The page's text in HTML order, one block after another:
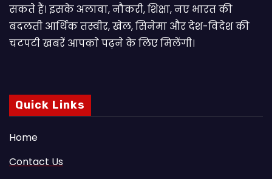
सकते हैं। इसके अलावा, नौकरी, शिक्षा, नए भारत की
बदलती आर्थिक तस्वीर, खेल, सिनेमा और देश-विदेश की
चटपटी खबरें आपकाे पढ़ने के लिए मिलेंगी।
Quick Links
Home
Contact Us